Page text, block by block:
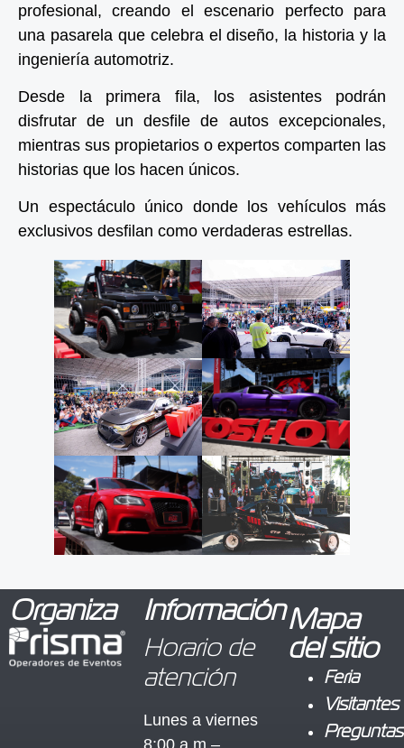
profesional, creando el escenario perfecto para
una pasarela que celebra el diseño, la historia y la
ingeniería automotriz.
Desde la primera fila, los asistentes podrán
disfrutar de un desfile de autos excepcionales,
mientras sus propietarios o expertos comparten las
historias que los hacen únicos.
Un espectáculo único donde los vehículos más
exclusivos desfilan como verdaderas estrellas.
Mapa
del sitio
Feria
Visitantes
Preguntas
Información
Horario de
atención
Lunes a viernes
8:00 a.m –
Organiza